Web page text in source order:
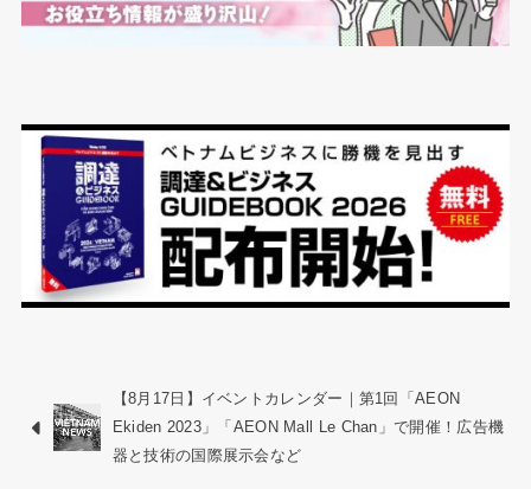
【8月17日】イベントカレンダー｜第1回「AEON
Ekiden 2023」「AEON Mall Le Chan」で開催！広告機
器と技術の国際展示会など